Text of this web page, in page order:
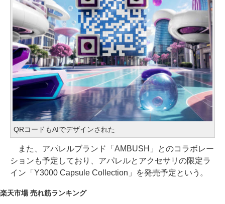
QRコードもAIでデザインされた
また、アパレルブランド「AMBUSH」とのコラボレー
ションも予定しており、アパレルとアクセサリの限定ラ
イン「Y3000 Capsule Collection」を発売予定という。
楽天市場 売れ筋ランキング